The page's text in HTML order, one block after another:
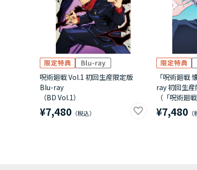
呪術廻戦 Vol.1 初回生産限定版
Blu-ray
（BD Vol.1）
¥7,480
「呪術廻戦
ray 初回生
（「呪術廻
¥7,480